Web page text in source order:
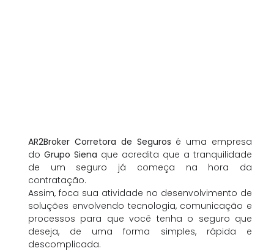
AR2Broker Corretora de Seguros é uma empresa
do Grupo Siena que acredita que a tranquilidade
de um seguro já começa na hora da
contratação.
Assim, foca sua atividade no desenvolvimento de
soluções envolvendo tecnologia, comunicação e
processos para que você tenha o seguro que
deseja, de uma forma simples, rápida e
descomplicada.